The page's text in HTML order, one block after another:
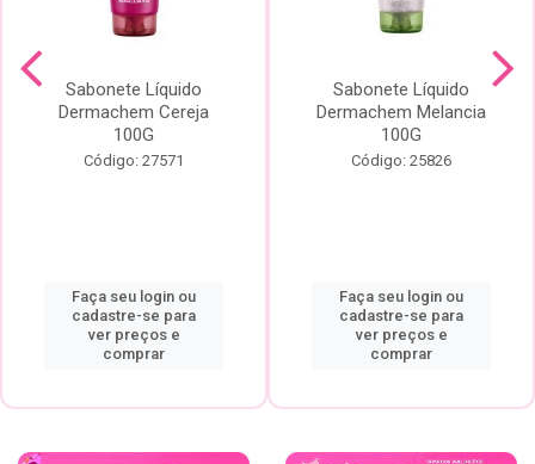
Sabonete Líquido
Dermachem Cereja
100G
Código: 27571
Faça seu login ou
cadastre-se para
ver preços e
comprar
Sabonete Líquido
Dermachem Melancia
100G
Código: 25826
Faça seu login ou
cadastre-se para
ver preços e
comprar